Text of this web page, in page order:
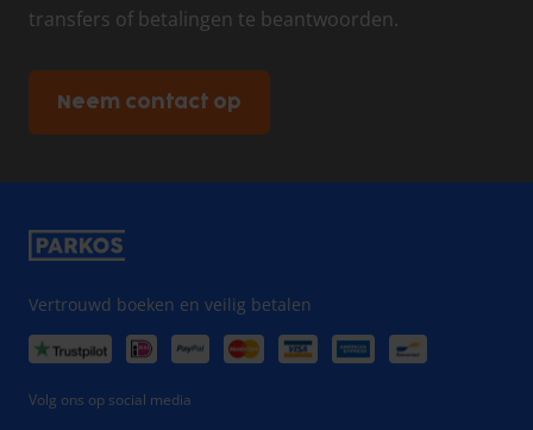
transfers of betalingen te beantwoorden.
Neem contact op
Vertrouwd boeken en veilig betalen
Volg ons op social media